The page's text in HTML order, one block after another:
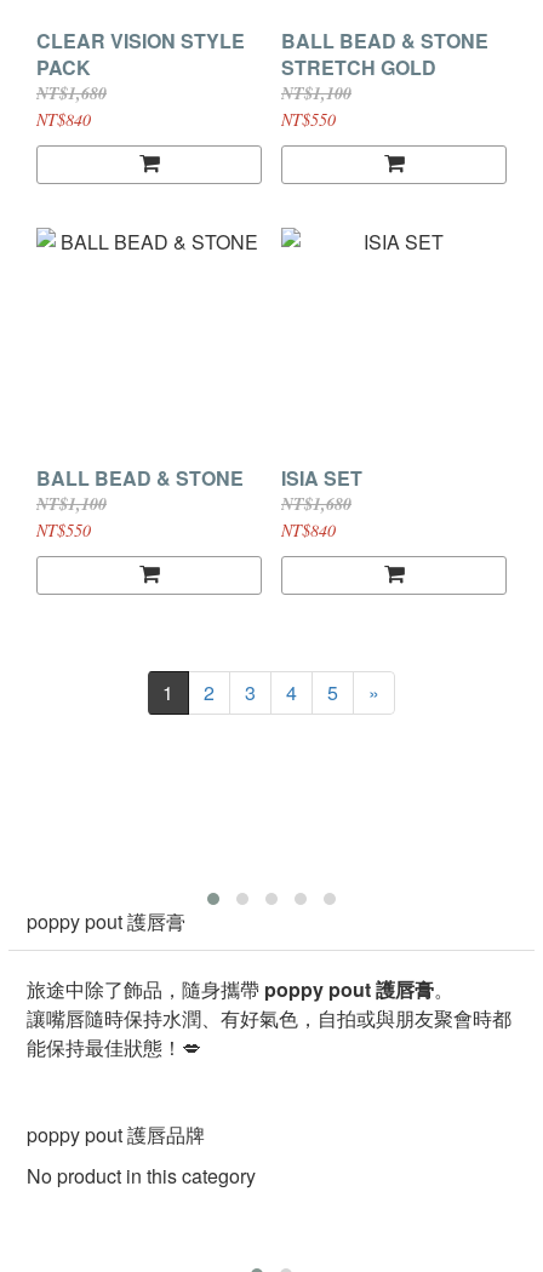
CLEAR VISION STYLE
PACK
NT$1,680
NT$840
BALL BEAD & STONE
STRETCH GOLD
NT$1,100
NT$550
BALL BEAD & STONE
NT$1,100
NT$550
ISIA SET
NT$1,680
NT$840
1 2 3 4 5 »
poppy pout 護唇膏
旅途中除了飾品，隨身攜帶 poppy pout 護唇膏。
讓嘴唇隨時保持水潤、有好氣色，自拍或與朋友聚會時都
能保持最佳狀態！💋
poppy pout 護唇品牌
No product in this category